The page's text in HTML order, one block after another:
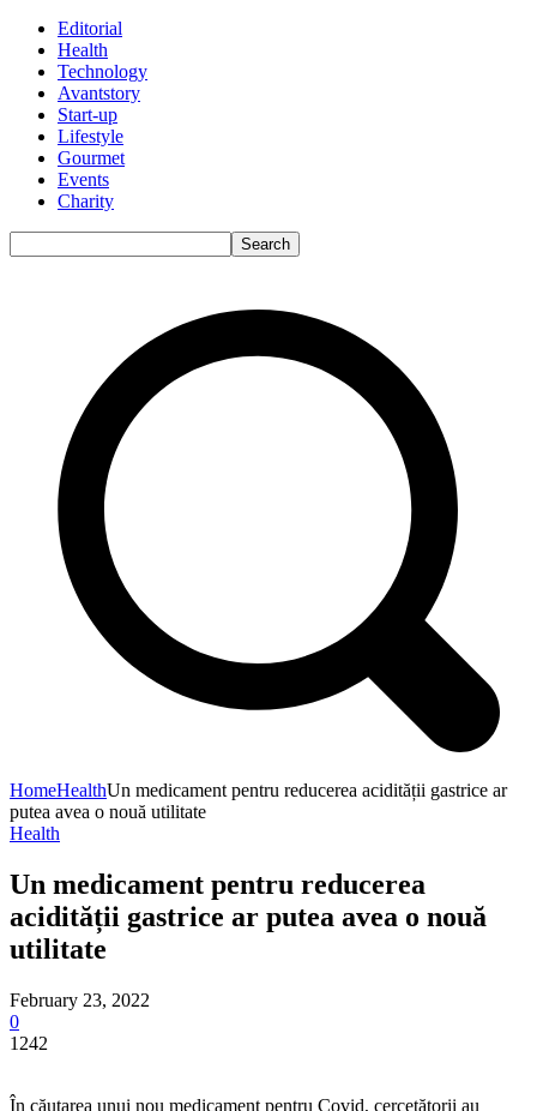
Editorial
Health
Technology
Avantstory
Start-up
Lifestyle
Gourmet
Events
Charity
Search
HomeHealthUn medicament pentru reducerea acidității gastrice ar
putea avea o nouă utilitate
Health
Un medicament pentru reducerea
acidității gastrice ar putea avea o nouă
utilitate
February 23, 2022
0
1242
În căutarea unui nou medicament pentru Covid, cercetătorii au